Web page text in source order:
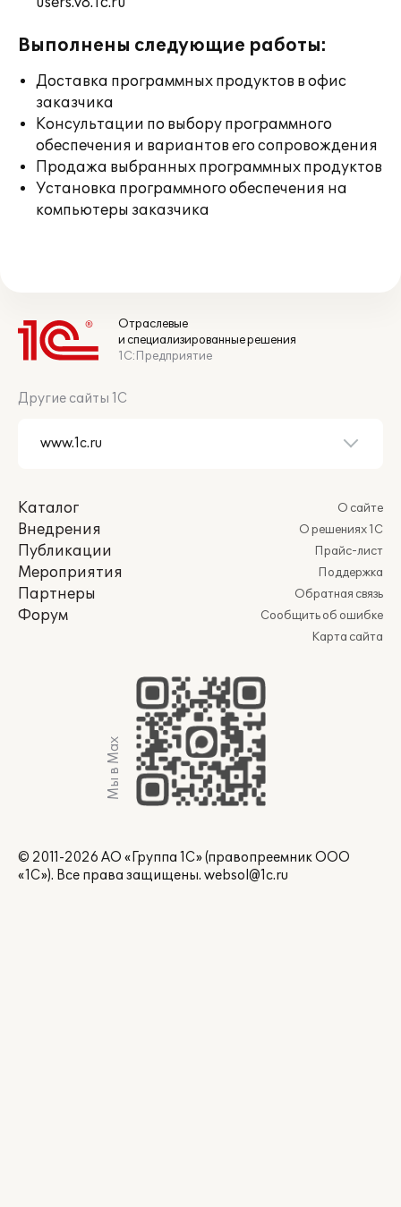
Выполнены следующие работы:
Доставка программных продуктов в офис
заказчика
Консультации по выбору программного
обеспечения и вариантов его сопровождения
Продажа выбранных программных продуктов
Установка программного обеспечения на
компьютеры заказчика
Отраслевые
и специализированные решения
1С:Предприятие
Другие сайты 1С
Каталог
Внедрения
Публикации
Мероприятия
Партнеры
Форум
О сайте
О решениях 1С
Прайс-лист
Поддержка
Обратная связь
Сообщить об ошибке
Карта сайта
Мы в Max
© 2011-2026 АО «Группа 1С» (правопреемник ООО
«1С»). Все права защищены. websol@1c.ru